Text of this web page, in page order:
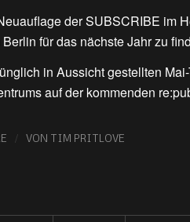
der SUBSCRIBE im
für das nächste Jahr zu
in Aussicht gestellten
auf der kommenden
/ VON TIM PRITLOVE